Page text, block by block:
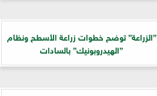
”الزراعة” توضح خطوات زراعة الأسطح ونظام
”الهيدروبونيك” بالسادات